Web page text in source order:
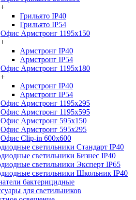
+
Грильято IP40
Грильято IP54
Офис Армстронг 1195x150
+
Армстронг IP40
Армстронг IP54
Офис Армстронг 1195x180
+
Армстронг IP40
Армстронг IP54
Офис Армстронг 1195x295
Офис Армстронг 1195x595
Офис Армстронг 595x150
Офис Армстронг 595x295
Офис Clip-in 600x600
светильники Стандарт IP40
светильники Бизнес IP40
светильники Эксперт IP65
светильники Школьник IP40
бактерицидные
для светильников